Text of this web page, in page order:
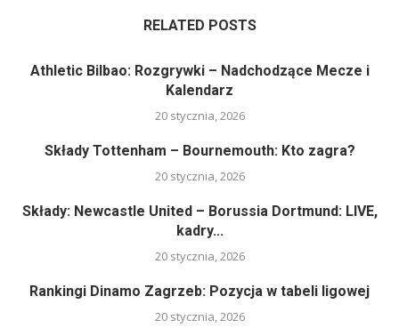
RELATED POSTS
Athletic Bilbao: Rozgrywki – Nadchodzące Mecze i
Kalendarz
20 stycznia, 2026
Składy Tottenham – Bournemouth: Kto zagra?
20 stycznia, 2026
Składy: Newcastle United – Borussia Dortmund: LIVE,
kadry...
20 stycznia, 2026
Rankingi Dinamo Zagrzeb: Pozycja w tabeli ligowej
20 stycznia, 2026